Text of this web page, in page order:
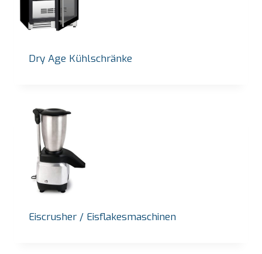
Dry Age Kühlschränke
Eiscrusher / Eisflakesmaschinen